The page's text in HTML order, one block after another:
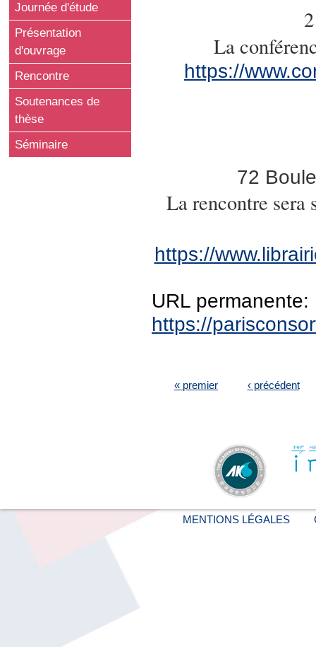
Journée d'étude
Présentation
d'ouvrage
Rencontre
Soutenances de
thèse
Séminaire
La
https://
72
La rencontre sera
https://
URL permanente:
https://
« premier ‹ précédent
MENTIONS LÉGALES